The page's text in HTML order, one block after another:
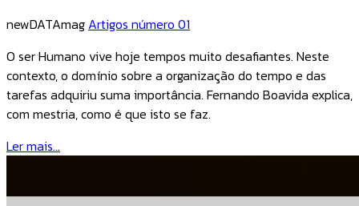
newDATAmag Artigos número 01
O ser Humano vive hoje tempos muito desafiantes. Neste
contexto, o domínio sobre a organização do tempo e das
tarefas adquiriu suma importância. Fernando Boavida explica,
com mestria, como é que isto se faz.
Ler mais...